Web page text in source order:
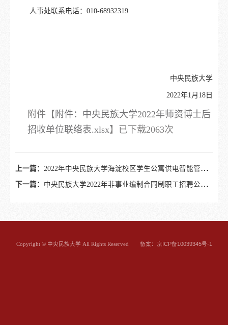
人事处联系电话：010-68932319
中央民族大学
2022年1月18日
附件【 附件：中央民族大学2022年师资博士后
招收单位联络表.xlsx】已下载2063次
上一篇： 2022年中央民族大学海淀校区学生公寓供电智能管理系统维保项目（采购公告）
下一篇： 中央民族大学2022年非事业编制合同制职工招聘公告（第一批）
Copyright © 中央民族大学 All Rights Reserved 备案：京ICP备10039345号-1